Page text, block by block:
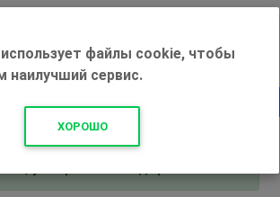
+500 ₽
С 3 августа магазин работает по
файлы cookie, чтобы
наилучший сервис.
ХОРОШО